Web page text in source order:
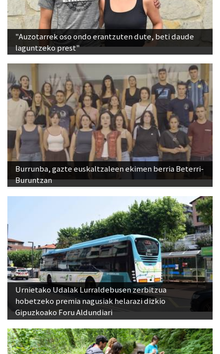
"Auzotarrek oso ondo erantzuten dute, beti daude
laguntzeko prest"
Burrunba, gazte euskaltzaleen ekimen berria Beterri-
Buruntzan
Urnietako Udalak Lurraldebusen zerbitzua
hobetzeko premia nagusiak helarazi dizkio
Gipuzkoako Foru Aldundiari